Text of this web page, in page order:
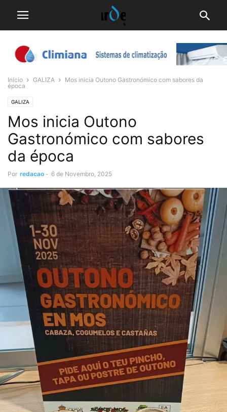
Início GALIZA
Mos inicia Outono Gastronómico com sabores da
época
GALIZA
Mos inicia Outono
Gastronómico com sabores
da época
Por redacao - 6 de Novembro, 2025